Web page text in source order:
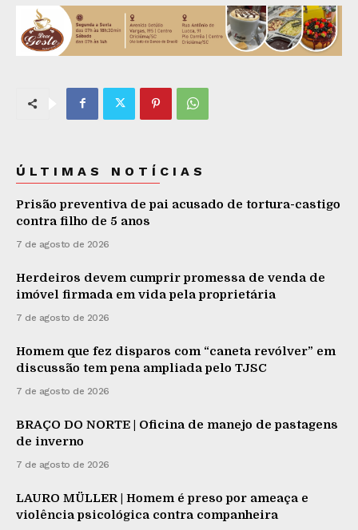
ÚLTIMAS NOTÍCIAS
Prisão preventiva de pai acusado de tortura-castigo
contra filho de 5 anos
7 de agosto de 2026
Herdeiros devem cumprir promessa de venda de
imóvel firmada em vida pela proprietária
7 de agosto de 2026
Homem que fez disparos com “caneta revólver” em
discussão tem pena ampliada pelo TJSC
7 de agosto de 2026
BRAÇO DO NORTE | Oficina de manejo de pastagens
de inverno
7 de agosto de 2026
LAURO MÜLLER | Homem é preso por ameaça e
violência psicológica contra companheira